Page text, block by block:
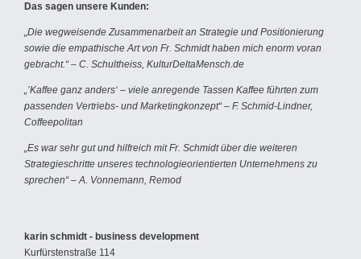
Das sagen unsere Kunden:
„Die wegweisende Zusammenarbeit an Strategie und Positionierung
sowie die empathische Art von Fr. Schmidt haben mich enorm voran
gebracht.“ – C. Schultheiss, KulturDeltaMensch.de
„’Kaffee ganz anders‘ – viele anregende Tassen Kaffee führten zum
passenden Vertriebs- und Marketingkonzept“ – F. Schmid-Lindner,
Coffeepolitan
„Es war sehr gut und hilfreich mit Fr. Schmidt über die weiteren
Strategieschritte unseres technologieorientierten Unternehmens zu
sprechen“ – A. Vonnemann, Remod
karin schmidt - business development
Kurfürstenstraße 114